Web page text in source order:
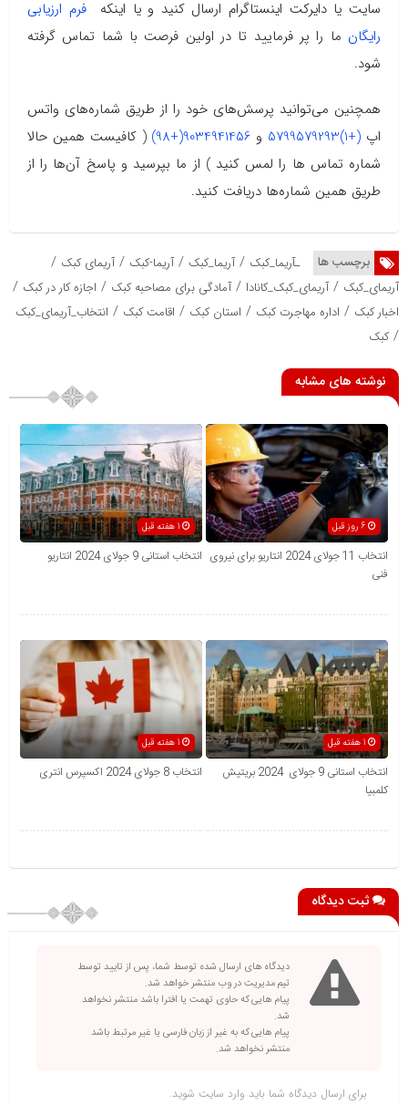
سایت یا دایرکت اینستاگرام ارسال کنید و یا اینکهفرم ارزیابی
رایگان ما را پر فرمایید تا در اولین فرصت با شما تماس گرفته
شود.
همچنین می‌توانید پرسش‌های خود را از طریق شماره‌های واتس
اپ (+1)5799579293 و 9034941456(+98)
( کافیست همین حالا
شماره تماس ها را لمس کنید ) از ما بپرسید و پاسخ آن‌ها را از
طریق همین شماره‌ها دریافت کنید.
برچسب ها ـآریما_کبک / آریما_کبک / آریما-کبک / آریمای کبک /
آریمای_کبک / آریمای_کبک_کانادا / آمادگی برای مصاحبه کبک / اجازه کار در کبک /
اخبار کبک / اداره مهاجرت کبک / استان کبک / اقامت کبک / انتخاب_آریمای_کبک
/کبک
نوشته های مشابه
6 روز قبل
انتخاب 11 جولای 2024 انتاریو برای نیروی
فنی
انتخاب استانی 9 جولای 2024 انتاریو
1 هفته قبل
انتخاب استانی 9 جولای 2024 بریتیش
کلمبیا
انتخاب 8 جولای 2024 اکسپرس انتری
ثبت دیدگاه
دیدگاه های ارسال شده توسط شما، پس از تایید توسط
تیم مدیریت در وب منتشر خواهد شد.
پیام هایی که حاوی تهمت یا افترا باشد منتشر نخواهد
شد.
پیام هایی که به غیر از زبان فارسی یا غیر مرتبط باشد
منتشر نخواهد شد.
برای ارسال دیدگاه شما باید وارد سایت شوید.